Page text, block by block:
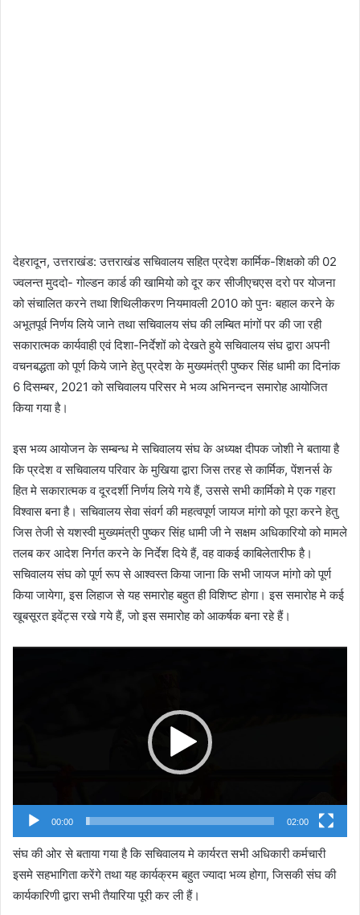
देहरादून, उत्तराखंड: उत्तराखंड सचिवालय सहित प्रदेश कार्मिक-शिक्षको की 02
ज्वलन्त मुददो- गोल्डन कार्ड की खामियो को दूर कर सीजीएचएस दरो पर योजना
को संचालित करने तथा शिथिलीकरण नियमावली 2010 को पुनः बहाल करने के
अभूतपूर्व निर्णय लिये जाने तथा सचिवालय संघ की लम्बित मांगों पर की जा रही
सकारात्मक कार्यवाही एवं दिशा-निर्देशों को देखते हुये सचिवालय संघ द्वारा अपनी
वचनबद्धता को पूर्ण किये जाने हेतु प्रदेश के मुख्यमंत्री पुष्कर सिंह धामी का दिनांक
6 दिसम्बर, 2021 को सचिवालय परिसर मे भव्य अभिनन्दन समारोह आयोजित
किया गया है।
इस भव्य आयोजन के सम्बन्ध मे सचिवालय संघ के अध्यक्ष दीपक जोशी ने बताया है
कि प्रदेश व सचिवालय परिवार के मुखिया द्वारा जिस तरह से कार्मिक, पेंशनर्स के
हित मे सकारात्मक व दूरदर्शी निर्णय लिये गये हैं, उससे सभी कार्मिको मे एक गहरा
विश्वास बना है। सचिवालय सेवा संवर्ग की महत्वपूर्ण जायज मांगो को पूरा करने हेतु
जिस तेजी से यशस्वी मुख्यमंत्री पुष्कर सिंह धामी जी ने सक्षम अधिकारियो को मामले
तलब कर आदेश निर्गत करने के निर्देश दिये हैं, वह वाकई काबिलेतारीफ है।
सचिवालय संघ को पूर्ण रूप से आश्वस्त किया जाना कि सभी जायज मांगो को पूर्ण
किया जायेगा, इस लिहाज से यह समारोह बहुत ही विशिष्ट होगा। इस समारोह मे कई
खूबसूरत इवेंट्स रखे गये हैं, जो इस समारोह को आकर्षक बना रहे हैं।
00:00 02:00
संघ की ओर से बताया गया है कि सचिवालय मे कार्यरत सभी अधिकारी कर्मचारी
इसमे सहभागिता करेंगे तथा यह कार्यक्रम बहुत ज्यादा भव्य होगा, जिसकी संघ की
कार्यकारिणी द्वारा सभी तैयारिया पूरी कर ली हैं।